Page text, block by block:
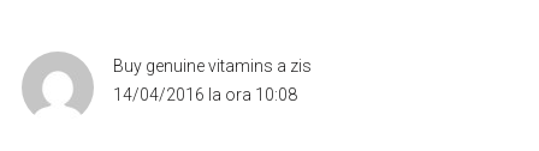
Buy genuine vitamins a zis
14/04/2016 la ora 10:08